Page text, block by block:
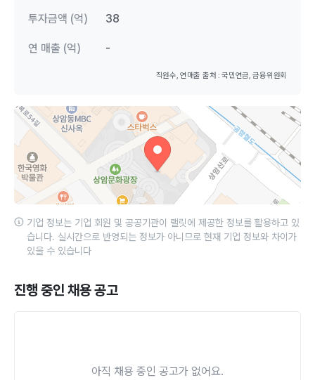
투자금액 (억) 38
연 매출 (억) -
직원수, 연매출 출처 : 국민연금, 금융위원회
기업 정보는 기업 회원 및 공공기관이 랠릿에 제공한 정보를 활용하고 있
습니다. 실시간으로 반영되는 정보가 아니므로 현재 기업 정보와 차이가
있을 수 있습니다
진행 중인 채용 공고
아직 채용 중인 공고가 없어요.